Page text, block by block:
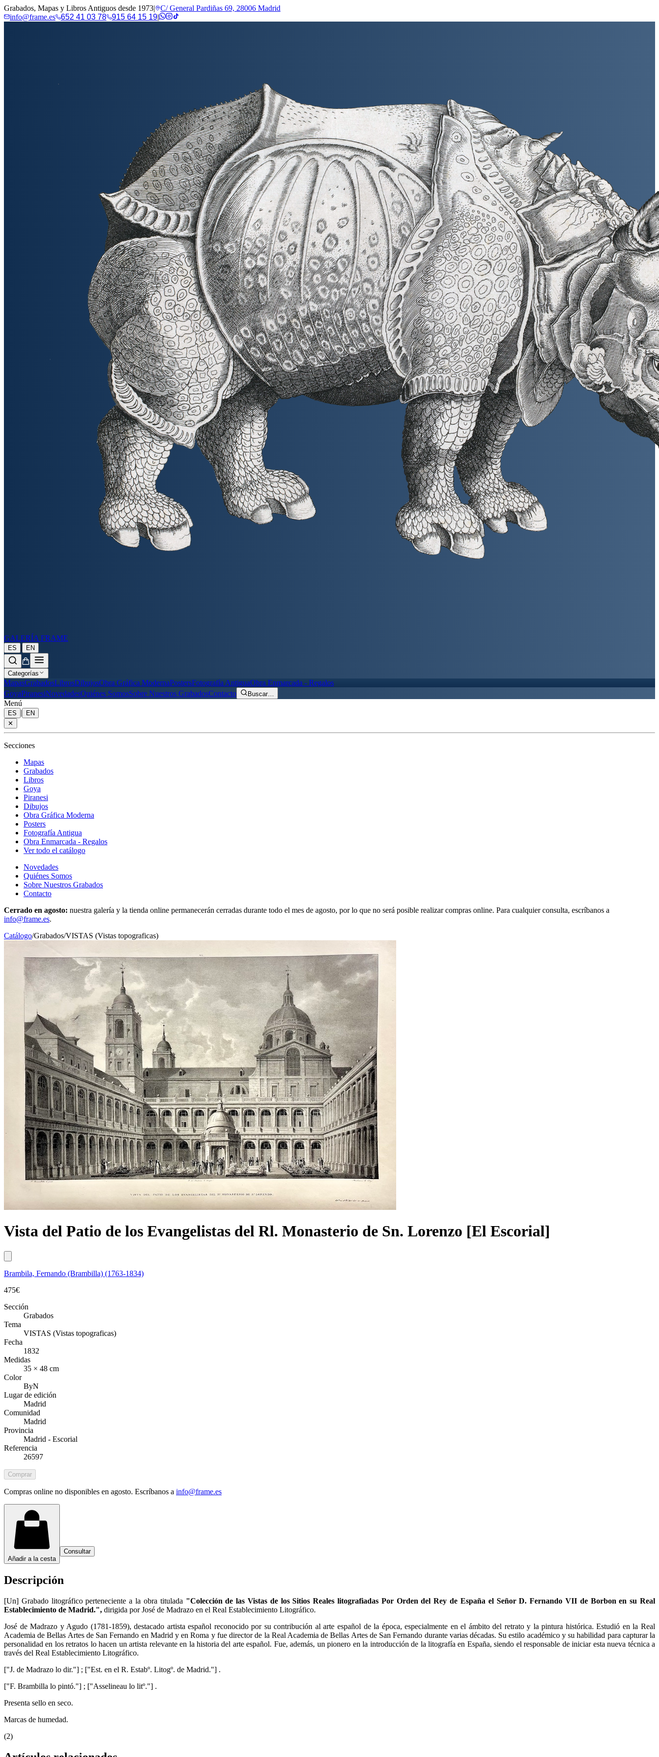
Grabados, Mapas y Libros Antiguos desde 1973|
C/ General Pardiñas 69, 28006 Madrid
info@frame.es
652 41 03 78 915 64 15 19|
GALERÍA FRAME
ES | EN
Categorías
MapasGrabadosLibrosDibujosObra Gráfica ModernaPostersFotografía AntiguaObra Enmarcada - Regalos
GoyaPiranesiNovedadesQuiénes SomosSobre Nuestros GrabadosContacto Buscar…
Menú
ES |
EN
✕
Secciones
Mapas
Grabados
Libros
Goya
Piranesi
Dibujos
Obra Gráfica Moderna
Posters
Fotografía Antigua
Obra Enmarcada - Regalos
Ver todo el catálogo
Novedades
Quiénes Somos
Sobre Nuestros Grabados
Contacto
Cerrado en agosto: nuestra galería y la tienda online permanecerán cerradas durante todo el mes de agosto, por lo que no será posible realizar compras online. Para cualquier consulta, escríbanos a
info@frame.es.
Catálogo/Grabados/VISTAS (Vistas topograficas)
Vista del Patio de los Evangelistas del Rl. Monasterio de Sn. Lorenzo [El Escorial]
Brambila, Fernando (Brambilla) (1763-1834)
475€
Sección
Grabados
Tema
VISTAS (Vistas topograficas)
Fecha
1832
Medidas
35 × 48 cm
Color
ByN
Lugar de edición
Madrid
Comunidad
Madrid
Provincia
Madrid - Escorial
Referencia
26597
Comprar
Compras online no disponibles en agosto. Escríbanos a info@frame.es
Añadir a la cesta
Consultar
Descripción
[Un] Grabado litográfico perteneciente a la obra titulada "Colección de las Vistas de los Sitios Reales litografiadas Por Orden del Rey de España el Señor D. Fernando VII de Borbon en su Real
Establecimiento de Madrid.", dirigida por José de Madrazo en el Real Establecimiento Litográfico.
José de Madrazo y Agudo (1781-1859), destacado artista español reconocido por su contribución al arte español de la época, especialmente en el ámbito del retrato y la pintura histórica. Estudió en la Real
Academia de Bellas Artes de San Fernando en Madrid y en Roma y fue director de la Real Academia de Bellas Artes de San Fernando durante varias décadas. Su estilo académico y su habilidad para capturar la
personalidad en los retratos lo hacen un artista relevante en la historia del arte español. Fue, además, un pionero en la introducción de la litografía en España, siendo el responsable de iniciar esta nueva técnica a
través del Real Establecimiento Litográfico.
["J. de Madrazo lo dir."] ; ["Est. en el R. Estabº. Litogº. de Madrid."] .
["F. Brambilla lo pintó."] ; ["Asselineau lo litº."] .
Presenta sello en seco.
Marcas de humedad.
(2)